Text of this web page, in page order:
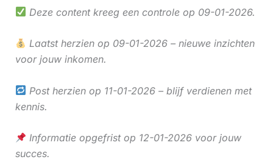
Deze content kreeg een controle op 09-01-2026.
Laatst herzien op 09-01-2026 – nieuwe inzichten
voor jouw inkomen.
Post herzien op 11-01-2026 – blijf verdienen met
kennis.
Informatie opgefrist op 12-01-2026 voor jouw
succes.